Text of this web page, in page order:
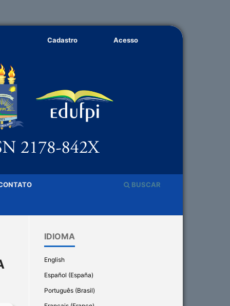
BUSCAR
Cadastro Acesso
IDIOMA
English
Español (España)
Português (Brasil)